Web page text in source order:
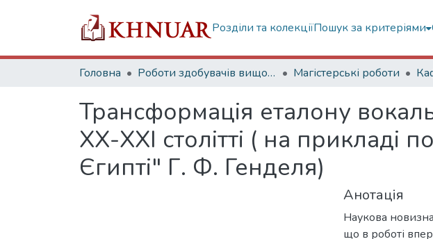
Розділи та колекціїПошук за критеріями
Головна Роботи здобувачів вищої освіти Магістерські роботи
Трансформація еталону
ХХ-ХХІ столітті ( на прикладі
Єгипті" Г. Ф. Генделя)
Анотація
Наукова
що в роботі